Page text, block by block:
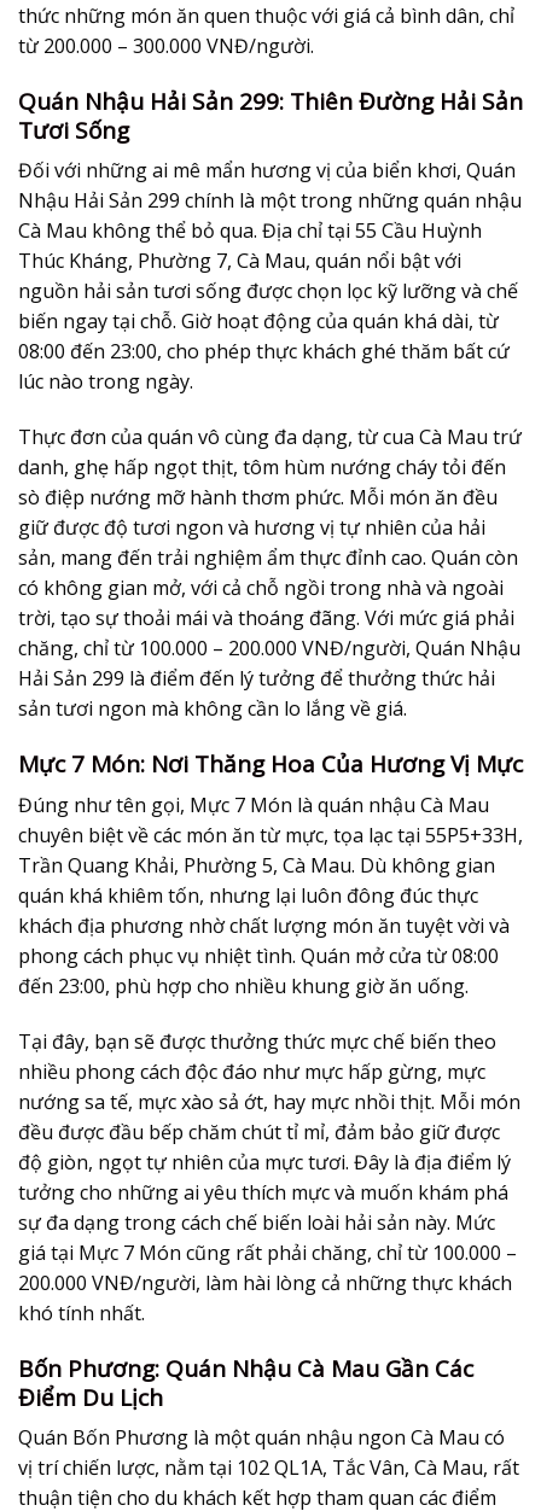
thức những món ăn quen thuộc với giá cả bình dân, chỉ
từ 200.000 – 300.000 VNĐ/người.
Quán Nhậu Hải Sản 299: Thiên Đường Hải Sản
Tươi Sống
Đối với những ai mê mẩn hương vị của biển khơi, Quán
Nhậu Hải Sản 299 chính là một trong những quán nhậu
Cà Mau không thể bỏ qua. Địa chỉ tại 55 Cầu Huỳnh
Thúc Kháng, Phường 7, Cà Mau, quán nổi bật với
nguồn hải sản tươi sống được chọn lọc kỹ lưỡng và chế
biến ngay tại chỗ. Giờ hoạt động của quán khá dài, từ
08:00 đến 23:00, cho phép thực khách ghé thăm bất cứ
lúc nào trong ngày.
Thực đơn của quán vô cùng đa dạng, từ cua Cà Mau trứ
danh, ghẹ hấp ngọt thịt, tôm hùm nướng cháy tỏi đến
sò điệp nướng mỡ hành thơm phức. Mỗi món ăn đều
giữ được độ tươi ngon và hương vị tự nhiên của hải
sản, mang đến trải nghiệm ẩm thực đỉnh cao. Quán còn
có không gian mở, với cả chỗ ngồi trong nhà và ngoài
trời, tạo sự thoải mái và thoáng đãng. Với mức giá phải
chăng, chỉ từ 100.000 – 200.000 VNĐ/người, Quán Nhậu
Hải Sản 299 là điểm đến lý tưởng để thưởng thức hải
sản tươi ngon mà không cần lo lắng về giá.
Mực 7 Món: Nơi Thăng Hoa Của Hương Vị Mực
Đúng như tên gọi, Mực 7 Món là quán nhậu Cà Mau
chuyên biệt về các món ăn từ mực, tọa lạc tại 55P5+33H,
Trần Quang Khải, Phường 5, Cà Mau. Dù không gian
quán khá khiêm tốn, nhưng lại luôn đông đúc thực
khách địa phương nhờ chất lượng món ăn tuyệt vời và
phong cách phục vụ nhiệt tình. Quán mở cửa từ 08:00
đến 23:00, phù hợp cho nhiều khung giờ ăn uống.
Tại đây, bạn sẽ được thưởng thức mực chế biến theo
nhiều phong cách độc đáo như mực hấp gừng, mực
nướng sa tế, mực xào sả ớt, hay mực nhồi thịt. Mỗi món
đều được đầu bếp chăm chút tỉ mỉ, đảm bảo giữ được
độ giòn, ngọt tự nhiên của mực tươi. Đây là địa điểm lý
tưởng cho những ai yêu thích mực và muốn khám phá
sự đa dạng trong cách chế biến loài hải sản này. Mức
giá tại Mực 7 Món cũng rất phải chăng, chỉ từ 100.000 –
200.000 VNĐ/người, làm hài lòng cả những thực khách
khó tính nhất.
Bốn Phương: Quán Nhậu Cà Mau Gần Các
Điểm Du Lịch
Quán Bốn Phương là một quán nhậu ngon Cà Mau có
vị trí chiến lược, nằm tại 102 QL1A, Tắc Vân, Cà Mau, rất
thuận tiện cho du khách kết hợp tham quan các điểm